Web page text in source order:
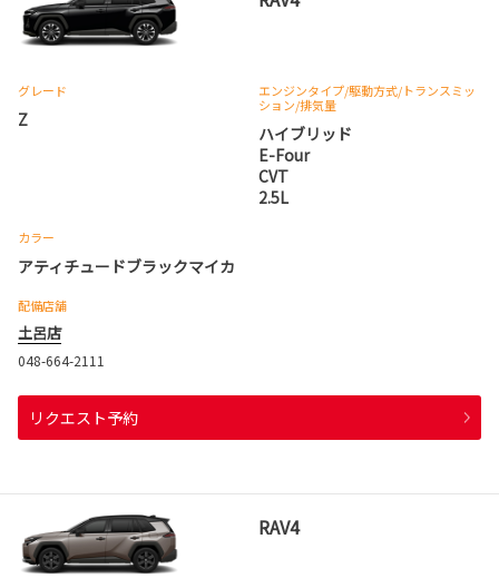
グレード
Z
エンジンタイプ/駆動方式/トランスミッ
ション/排気量
ハイブリッド
E-Four
CVT
2.5L
カラー
アティチュードブラックマイカ
配備店舗
土呂店
048-664-2111
リクエスト予約
RAV4